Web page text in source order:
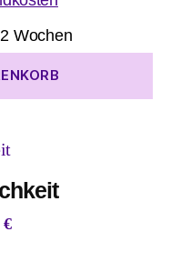
Wochen
€